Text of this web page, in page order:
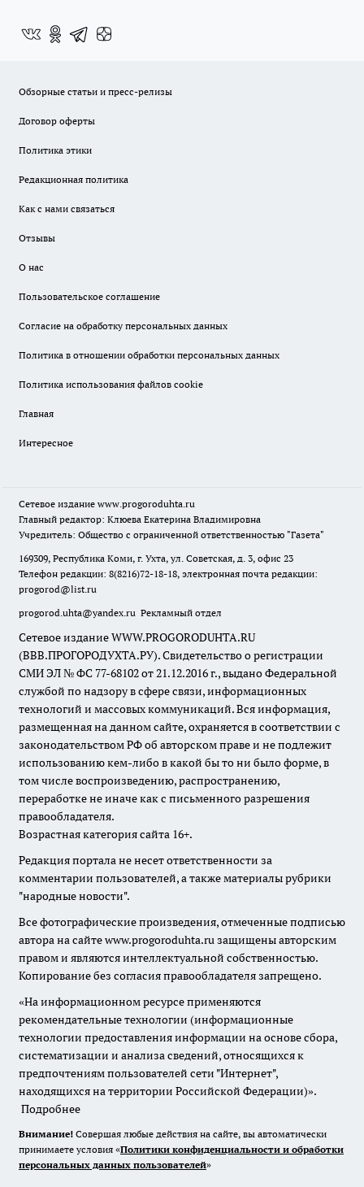
Обзорные статьи и пресс-релизы
Договор оферты
Политика этики
Редакционная политика
Как с нами связаться
Отзывы
О нас
Пользовательское соглашение
Согласие на обработку персональных данных
Политика в отношении обработки персональных данных
Политика использования файлов cookie
Главная
Интересное
Сетевое издание www.progoroduhta.ru
Главный редактор: Клюева Екатерина Владимировна
Учредитель: Общество с ограниченной ответственностью "Газета"
169309, Республика Коми, г. Ухта, ул. Советская, д. 3, офис 23
Телефон редакции: 8(8216)72-18-18, электронная почта редакции:
progorod@list.ru
progorod.uhta@yandex.ru Рекламный отдел
Сетевое издание WWW.PROGORODUHTA.RU
(ВВВ.ПРОГОРОДУХТА.РУ). Свидетельство о регистрации
СМИ ЭЛ № ФС 77-68102 от 21.12.2016 г., выдано Федеральной
службой по надзору в сфере связи, информационных
технологий и массовых коммуникаций. Вся информация,
размещенная на данном сайте, охраняется в соответствии с
законодательством РФ об авторском праве и не подлежит
использованию кем-либо в какой бы то ни было форме, в
том числе воспроизведению, распространению,
переработке не иначе как с письменного разрешения
правообладателя.
Возрастная категория сайта 16+.
Редакция портала не несет ответственности за
комментарии пользователей, а также материалы рубрики
"народные новости".
Все фотографические произведения, отмеченные подписью
автора на сайте www.progoroduhta.ru защищены авторским
правом и являются интеллектуальной собственностью.
Копирование без согласия правообладателя запрещено.
«На информационном ресурсе применяются
рекомендательные технологии (информационные
технологии предоставления информации на основе сбора,
систематизации и анализа сведений, относящихся к
предпочтениям пользователей сети "Интернет",
находящихся на территории Российской Федерации)».
Подробнее
Внимание! Совершая любые действия на сайте, вы автоматически
принимаете условия «Политики конфиденциальности и обработки
персональных данных пользователей»